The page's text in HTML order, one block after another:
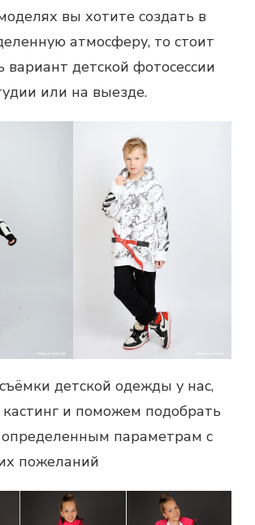
вы хотите создать в
атмосферу, то стоит
вариант детской фотосессии
или на выезде.
детской одежды у нас,
и поможем подобрать
параметрам с
пожеланий